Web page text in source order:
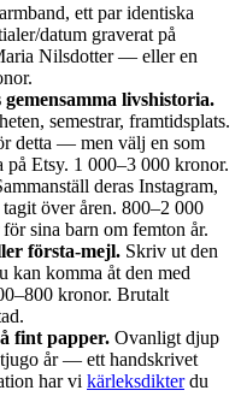
ett par identiska
datum graverat på
Nilsdotter — eller en
livshistoria.
semestrar, framtidsplats.
detta — men välj en som
på Etsy. 1 000–3 000 kronor.
deras Instagram,
över åren. 800–2 000
sina barn om femton år.
första-mejl. Skriv ut den
kan komma åt den med
kronor. Brutalt
fint papper. Ovanligt djup
år — ett handskrivet
har vi kärleksdikterdu